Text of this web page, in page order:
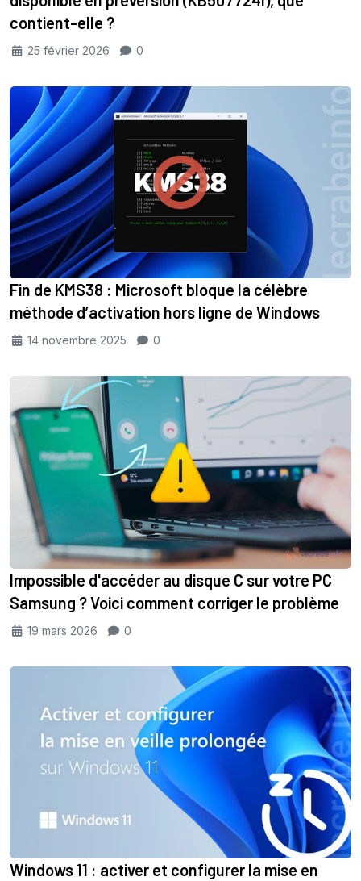
contient-elle ?
25 février 2026 0
Fin de KMS38 : Microsoft bloque la célèbre
méthode d’activation hors ligne de Windows
14 novembre 2025 0
Impossible d'accéder au disque C sur votre PC
Samsung ? Voici comment corriger le problème
19 mars 2026 0
Windows 11 : activer et configurer la mise en